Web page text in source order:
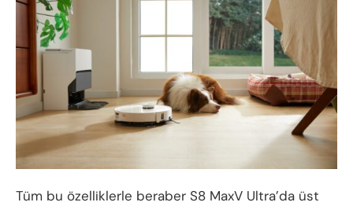
Tüm bu özelliklerle beraber S8 MaxV Ultra’da üst